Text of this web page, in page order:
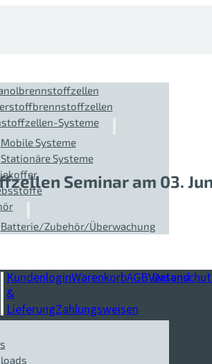
Systeme
Mobile Systeme
Stationäre Systeme
Batterie/Zubehör/Überwachung
Seminar am 03.
KundenloginWarenkorbAGBVersand
&
LieferungZahlungsweisen